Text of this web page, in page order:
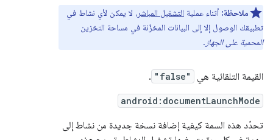
ملاحظة: أثناء عملية التشغيل المباشر، لا يمكن لأي نشاط في
تطبيقك الوصول إلا إلى البيانات المخزّنة في مساحة التخزين
المحمية على الجهاز .
القيمة التلقائية هي "false"
.
android:documentLaunchMode
تحدّد هذه السمة كيفية إضافة نسخة جديدة من نشاط إلى